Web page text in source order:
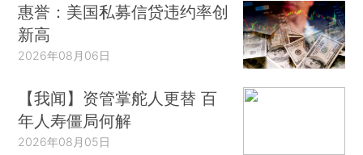
惠誉：美国私募信贷违约率创
新高
2026年08月06日
【我闻】资管掌舵人更替 百
年人寿僵局何解
2026年08月05日